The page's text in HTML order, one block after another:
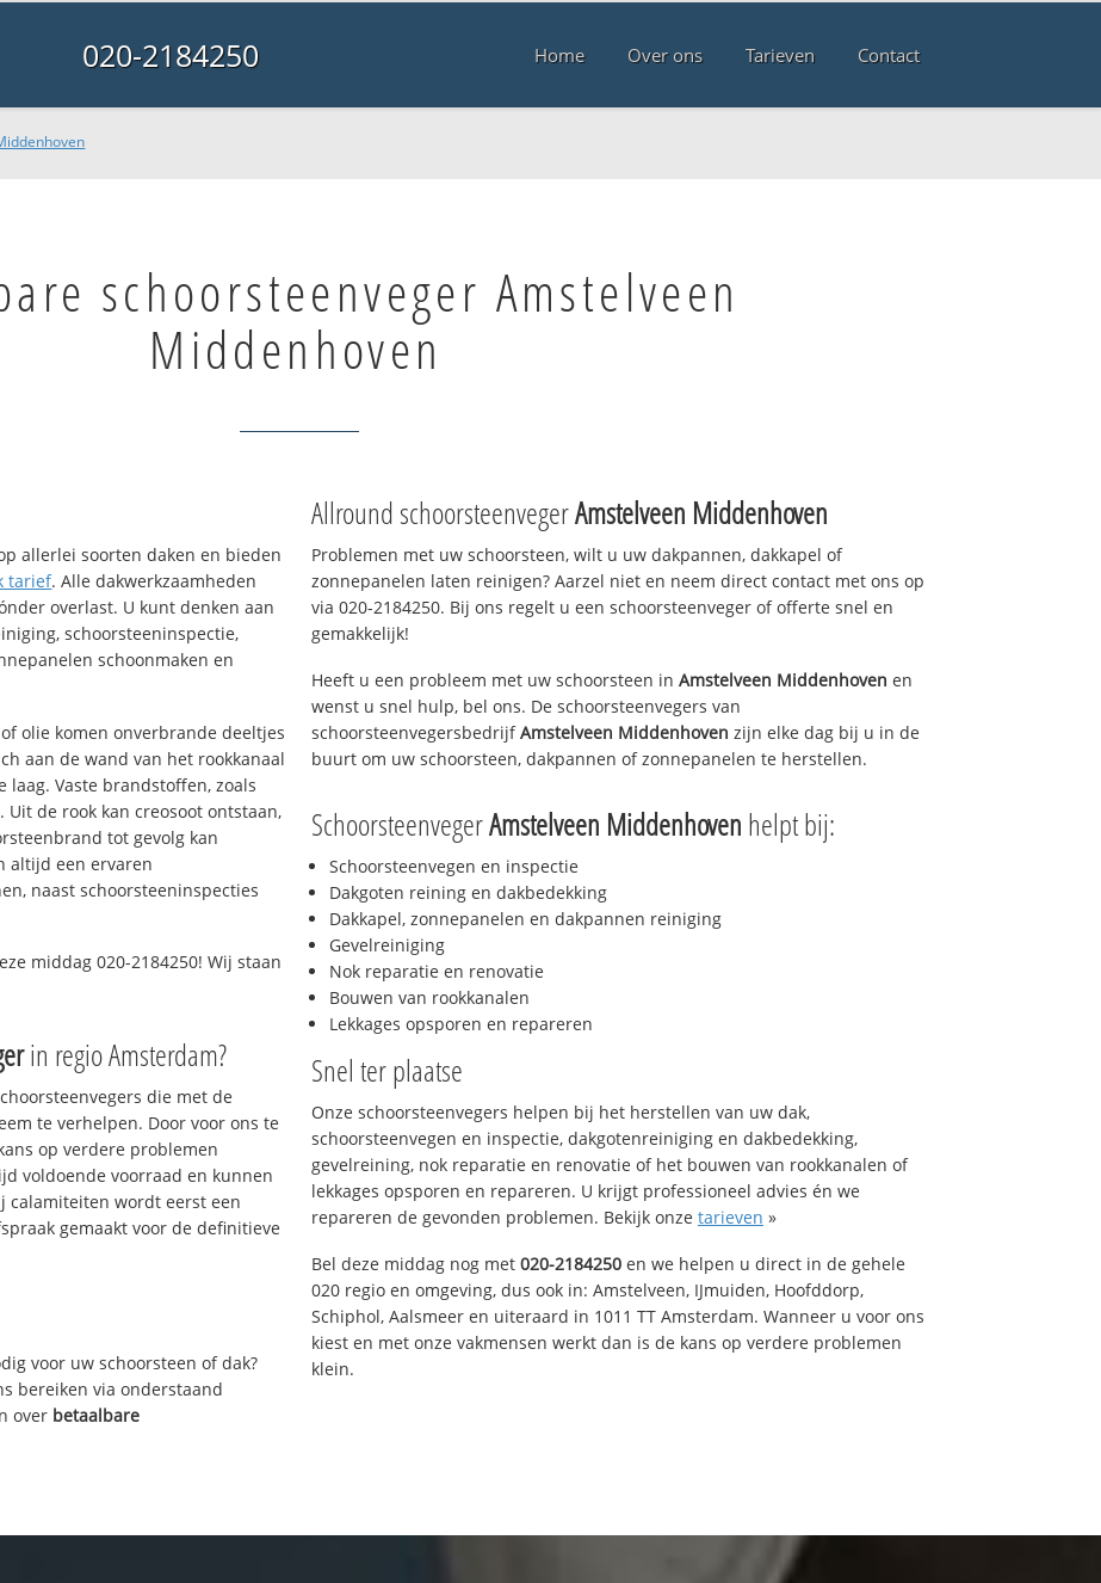
020-2184250 Home Over ons Tarieven Contact
schoorsteenveger Amstelveen
Middenhoven
allerlei soorten daken en bieden
tarief. Alle dakwerkzaamheden
overlast. U kunt denken aan
schoorsteeninspectie,
schoonmaken en
olie komen onverbrande deeltjes
aan de wand van het rookkanaal
Vaste brandstoffen, zoals
de rook kan creosoot ontstaan,
tot gevolg kan
altijd een ervaren
naast schoorsteeninspecties
middag 020-2184250! Wij staan
in regio Amsterdam?
die met de
te verhelpen. Door voor ons te
op verdere problemen
voldoende voorraad en kunnen
calamiteiten wordt eerst een
gemaakt voor de definitieve
voor uw schoorsteen of dak?
bereiken via onderstaand
over betaalbare
Allround schoorsteenvegerAmstelveen Middenhoven
Problemen met uw schoorsteen, wilt u uw dakpannen, dakkapel of
zonnepanelen laten reinigen? Aarzel niet en neem direct contact met ons op
via 020-2184250. Bij ons regelt u een schoorsteenveger of offerte snel en
gemakkelijk!
Heeft u een probleem met uw schoorsteen in Amstelveen Middenhoven en
wenst u snel hulp, bel ons. De schoorsteenvegers van
schoorsteenvegersbedrijfAmstelveen Middenhoven zijn elke dag bij u in de
buurt om uw schoorsteen, dakpannen of zonnepanelen te herstellen.
SchoorsteenvegerAmstelveen Middenhoven helpt bij:
Schoorsteenvegen en inspectie
Dakgoten reining en dakbedekking
Dakkapel, zonnepanelen en dakpannen reiniging
Gevelreiniging
Nok reparatie en renovatie
Bouwen van rookkanalen
Lekkages opsporen en repareren
Snel ter plaatse
Onze schoorsteenvegers helpen bij het herstellen van uw dak,
schoorsteenvegen en inspectie, dakgotenreiniging en dakbedekking,
gevelreining, nok reparatie en renovatie of het bouwen van rookkanalen of
lekkages opsporen en repareren. U krijgt professioneel advies én we
repareren de gevonden problemen. Bekijk onze tarieven »
Bel deze middag nog met 020-2184250 en we helpen u direct in de gehele
020 regio en omgeving, dus ook in: Amstelveen, IJmuiden, Hoofddorp,
Schiphol, Aalsmeer en uiteraard in 1011 TT Amsterdam. Wanneer u voor ons
kiest en met onze vakmensen werkt dan is de kans op verdere problemen
klein.